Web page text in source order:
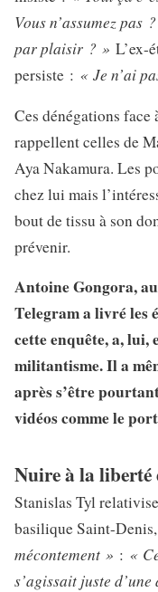
Vous n’assumez pas
par plaisir ? » L’ex-
persiste : « Je n’ai
Ces dénégations face
rappellent celles de
Aya Nakamura. Les
chez lui mais
bout de tissu à son
prévenir.
Antoine Gongora,
Telegram a livré les
cette enquête, a, lui,
militantisme. Il a
après s’être
vidéos comme le
Nuire à la liberté
Stanislas Tyl
basilique Saint-
mécontement » : «
s’agissait juste